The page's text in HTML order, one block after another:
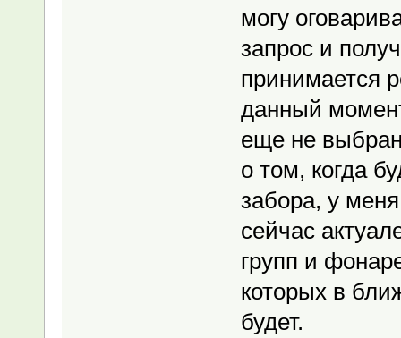
могу
запрос и
принимается
данный
еще не
о том, когда
забора, у
сейчас
групп и
которых в
будет.